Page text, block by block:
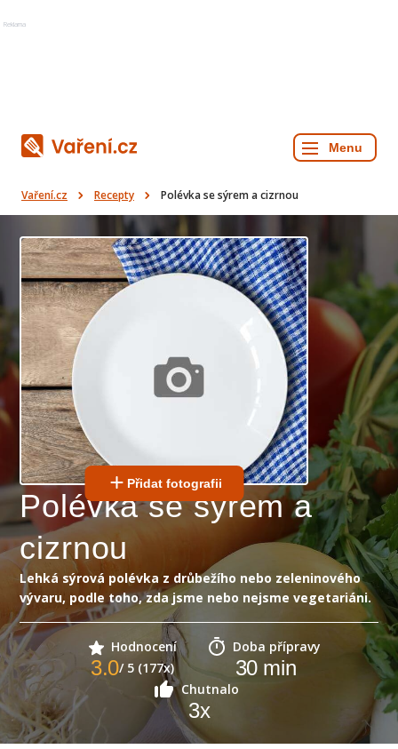
Reklama
Vaření.cz Recepty Polévka se sýrem a cizrnou
Přidat fotografii
Polévka se sýrem a
cizrnou
Lehká sýrová polévka z drůbežího nebo zeleninového
vývaru, podle toho, zda jsme nebo nejsme vegetariáni.
Hodnocení
3.0/ 5 (177x)
Doba přípravy
30min
Chutnalo
3x